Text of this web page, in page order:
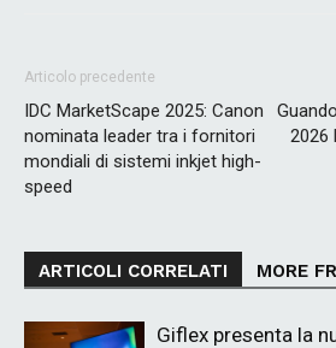
Articolo precedente
IDC MarketScape 2025: Canon
nominata leader tra i fornitori
mondiali di sistemi inkjet high-
speed
2026
ARTICOLI CORRELATI MORE
Giflex presenta la